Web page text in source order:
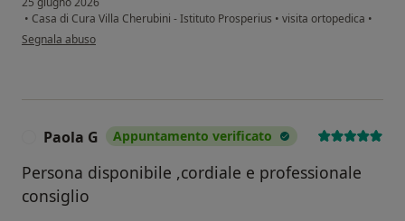
• Casa di Cura Villa Cherubini - Istituto Prosperius • visita ortopedica •
secondo l'opinione dell'utente Angela Daraio
Segnala abuso
Paola G Appuntamento verificato
Persona disponibile ,cordiale e professionale
consiglio